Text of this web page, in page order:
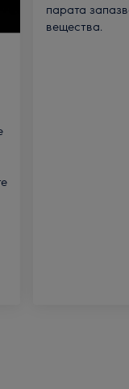
парата
вещества.